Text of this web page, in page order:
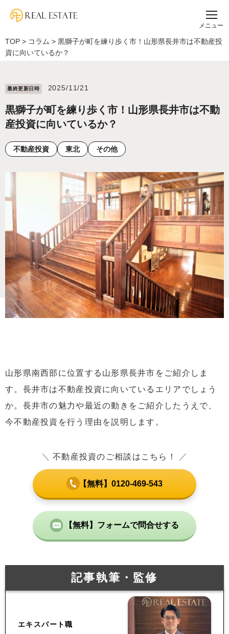
メニュー
TOP > コラム > 黒獅子が町を練り歩く市！山形県長井市は不動産投
資に向いているか？
最終更新⽇時 2025/11/21
黒獅子が町を練り歩く市！山形県長井市は不動
産投資に向いているか？
不動産投資 東北 その他
山形県南西部に位置する山形県長井市をご紹介しま
す。長井市は不動産投資に向いているエリアでしょう
か。長井市の魅力や最近の動きをご紹介したうえで、
今不動産投資を行う理由を説明します。
＼ 不動産投資のご相談はこちら！ ／
【無料】0120-469-543
【無料】フォームで問合せする
記事執筆・監修
エキスパート職